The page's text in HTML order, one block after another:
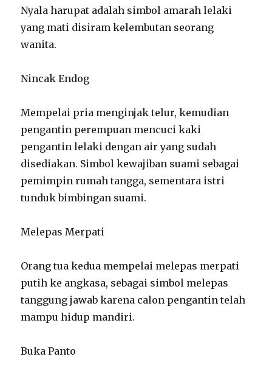
Nyala harupat adalah simbol amarah lelaki
yang mati disiram kelembutan seorang
wanita.
Nincak Endog
Mempelai pria menginjak telur, kemudian
pengantin perempuan mencuci kaki
pengantin lelaki dengan air yang sudah
disediakan. Simbol kewajiban suami sebagai
pemimpin rumah tangga, sementara istri
tunduk bimbingan suami.
Melepas Merpati
Orang tua kedua mempelai melepas merpati
putih ke angkasa, sebagai simbol melepas
tanggung jawab karena calon pengantin telah
mampu hidup mandiri.
Buka Panto